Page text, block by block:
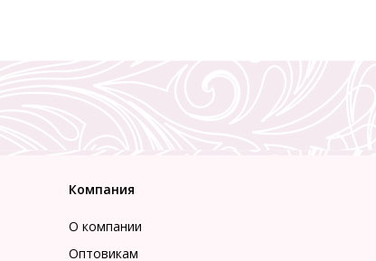
Компания
О компании
Оптовикам